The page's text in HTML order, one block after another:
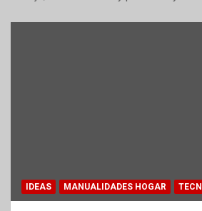
IDEAS MANUALIDADES HOGAR